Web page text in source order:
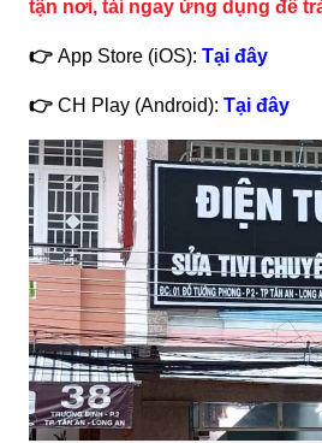
tận nơi, tải ngay ứng dụng để
👉 App Store (iOS): Tại đây
👉 CH Play (Android): Tại đây